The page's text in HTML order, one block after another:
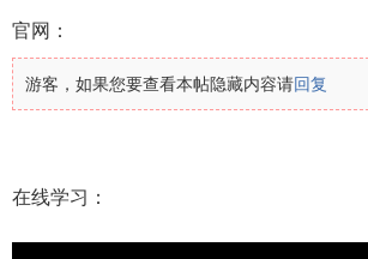
官网：
游客，如果您要查看本帖隐藏内容请回复
在线学习：